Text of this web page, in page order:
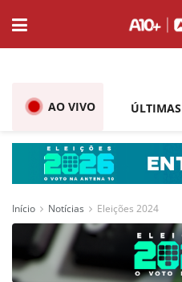
AO VIVO ÚLTIMAS
Início Notícias Eleições 2024